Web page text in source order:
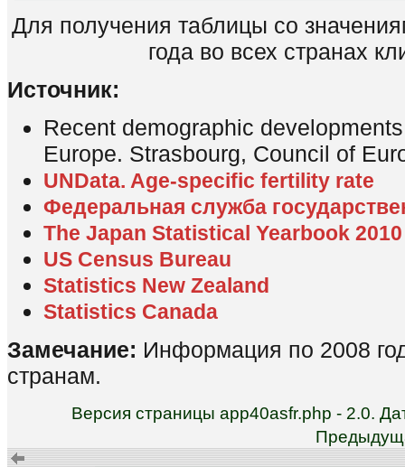
Для получения таблицы со
года во всех странах
Источник:
Recent demographic
Europe. Strasbourg, Council of
UNData. Age-specific fertility rate
Федеральная служба
The Japan Statistical Yearbook 2010
US Census Bureau
Statistics New Zealand
Statistics Canada
Замечание: Информация по 2008
странам.
Версия страницы app40asfr.php - 2.0.